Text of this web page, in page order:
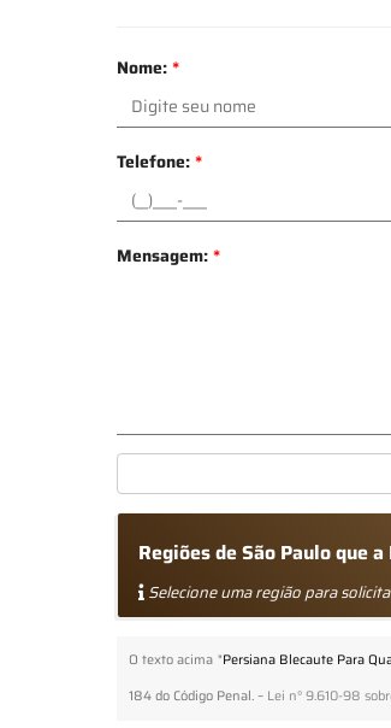
Nome:*
Telefone:*
Mensagem:*
Regiões de São Paulo que
Selecione uma região para
O texto acima "Persiana Blecaute Para
184 do Código Penal. – Lei n° 9.610-98